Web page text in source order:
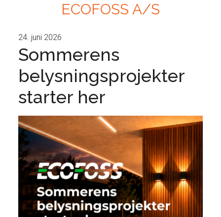
ECOFOSS A/S
24. juni 2026
Sommerens
belysningsprojekter
starter her